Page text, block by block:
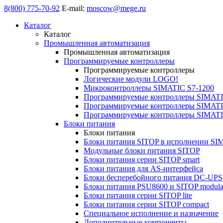
8(800) 775-70-92 E-mail: moscow@mege.ru
Каталог
Каталог
Промышленная автоматизация
Промышленная автоматизация
Программируемые контроллеры
Программируемые контроллеры
Логические модули LOGO!
Микроконтроллеры SIMATIC S7-1200
Программируемые контроллеры
Программируемые контроллеры
Программируемые контроллеры
Блоки питания
Блоки питания
Блоки питания SITOP в исполнении
Модульные блоки питания SITOP
Блоки питания серии SITOP smart
Блоки питания для AS-интерфейса
Блоки бесперебойного питания DC-UPS
Блоки питания PSU8600 и SITOP
Блоки питания серии SITOP lite
Блоки питания серии SITOP compact
Специальное исполнение и назначение